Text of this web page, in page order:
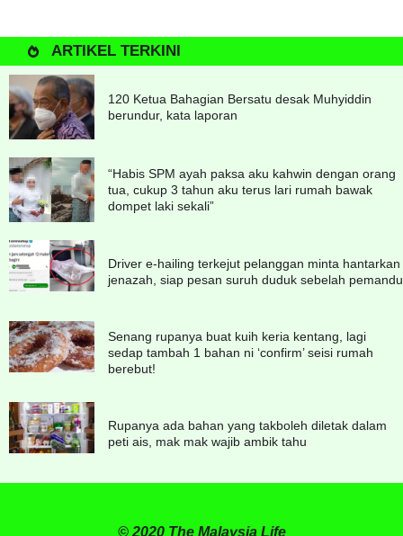
ARTIKEL TERKINI
120 Ketua Bahagian Bersatu desak Muhyiddin
berundur, kata laporan
“Habis SPM ayah paksa aku kahwin dengan orang
tua, cukup 3 tahun aku terus lari rumah bawak
dompet laki sekali”
Driver e-hailing terkejut pelanggan minta hantarkan
jenazah, siap pesan suruh duduk sebelah pemandu
Senang rupanya buat kuih keria kentang, lagi
sedap tambah 1 bahan ni ‘confirm’ seisi rumah
berebut!
Rupanya ada bahan yang takboleh diletak dalam
peti ais, mak mak wajib ambik tahu
© 2020 The Malaysia Life